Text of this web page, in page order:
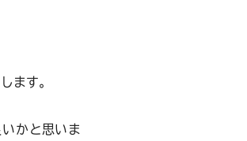
ます。
かと思いま